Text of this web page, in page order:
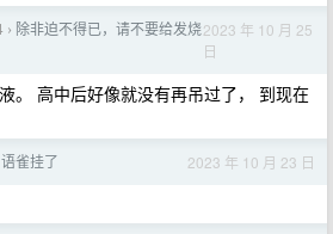
› 除非迫不得已，请不要给发烧2023 年 10 月 25
日
。 高中后好像就没有再吊过了， 到现在
语雀挂了 2023 年 10 月 23 日